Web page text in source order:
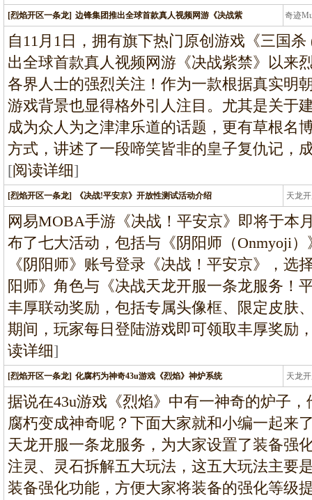
[烈焰开区一条龙] 边锋集团推出全球首款真人视频网游《决战紫 奇迹
条
自11月1日，拥有旗下热门原创游戏《三国
出全球首款真人视频网游《决战紫禁》以来
各界人士的强烈关注！作为一款根据真实明
游戏背景也显得格外引人注目。尤其是关于
成为众人为之津津乐道的话题，更有草根名
方式，讲述了一段啼笑皆非的皇子复仇记，
[阅读详细]
[烈焰开区一条龙] 《决战!平安京》开放性测试活动介绍 天龙
龙
网易MOBA手游《决战！平安京》即将于本
布了七大活动，包括与《阴阳师（Onmyoji
《阴阳师》账号登录《决战！平安京》，选
阳师》角色与《决战天龙开服一条龙服务！
丰厚联动奖励，包括专属头像框、限定皮肤
期间，玩家每日登陆游戏即可领取丰厚奖励
读详细]
[烈焰开区一条龙] 化腐朽为神奇43u游戏《烈焰》神炉系统 天龙
龙
据说在43u游戏《烈焰》中有一神奇的炉子
腐朽变成神奇呢？下面大家就和小编一起来
天龙开服一条龙服务，为大家设置了装备强
注灵、灵石拆解五大玩法，这五大玩法主要
装备强化功能，方便大家将装备的强化等级